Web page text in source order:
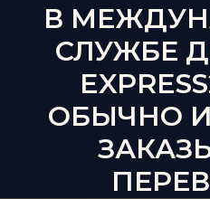
В
СЛУЖБЕ
ОБЫЧНО